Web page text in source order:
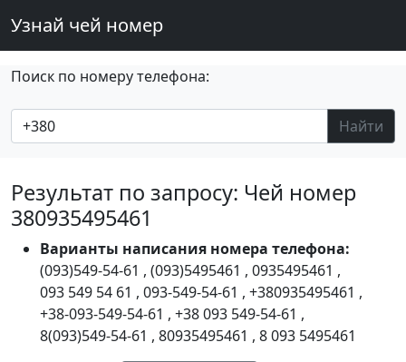
Узнай чей номер
Поиск по номеру телефона:
Найти
Результат по запросу: Чей номер
380935495461
Варианты написания номера телефона:
(093)549-54-61 , (093)5495461 , 0935495461 ,
093 549 54 61 , 093-549-54-61 , +380935495461 ,
+38-093-549-54-61 , +38 093 549-54-61 ,
8(093)549-54-61 , 80935495461 , 8 093 5495461